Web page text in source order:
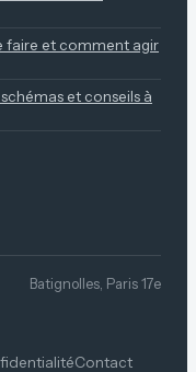
faire et comment agir
et conseils à
Batignolles, Paris 17e
Contact